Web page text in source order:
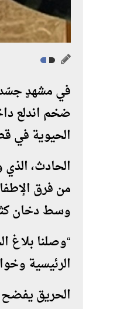
في مشهدٍ جسّد
ضخم اندلع
الحيوية في
الحادث،
من فرق
وسط دخان
الرئيسية
الحريق